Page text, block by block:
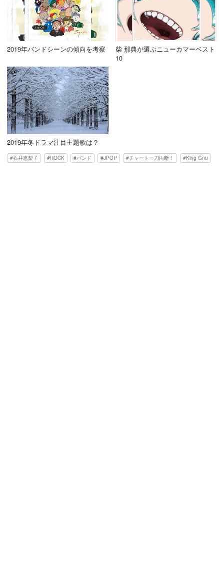
2019年バンドシーンの傾向を考察
柴 那典が選ぶニューカマーベスト
10
2019年冬ドラマ注目主題歌は？
石井恵梨子 ROCK バンド JPOP チャート一刀両断！ King Gnu